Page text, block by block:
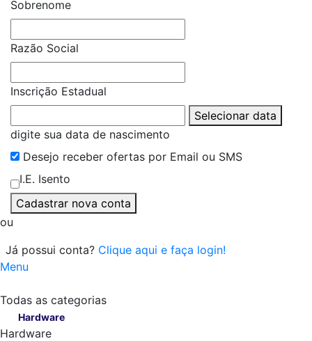
Sobrenome
Razão Social
Inscrição Estadual
Selecionar data
digite sua data de nascimento
Desejo receber ofertas por Email ou SMS
I.E. Isento
Cadastrar nova conta
ou
Já possui conta? Clique aqui e faça login!
Menu
Todas as categorias
Hardware
Hardware